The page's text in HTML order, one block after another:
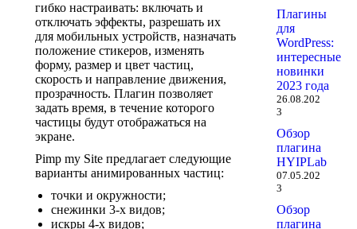
гибко настраивать: включать и
отключать эффекты, разрешать их
для мобильных устройств, назначать
положение стикеров, изменять
форму, размер и цвет частиц,
скорость и направление движения,
прозрачность. Плагин позволяет
задать время, в течение которого
частицы будут отображаться на
экране.
Pimp my Site предлагает следующие
варианты анимированных частиц:
точки и окружности;
снежинки 3-х видов;
искры 4-х видов;
Плагины
для
WordPress:
интересные
новинки
2023 года
26.08.202
3
Обзор
плагина
HYIPLab
07.05.202
3
Обзор
плагина